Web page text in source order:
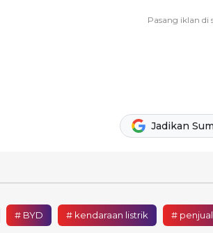
Jadikan
# BYD # kendaraan listrik #